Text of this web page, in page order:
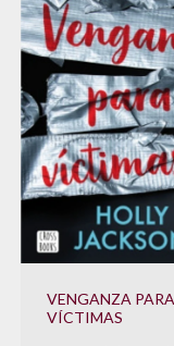
VENGANZA PARA
VÍCTIMAS